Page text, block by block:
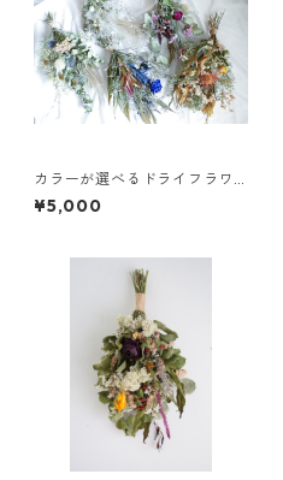
カラーが選べるドライフラワ
ースワッグM
¥5,000